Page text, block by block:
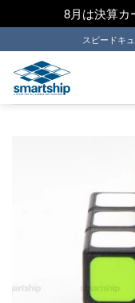
8月は決算カ
to
content
スピードキ